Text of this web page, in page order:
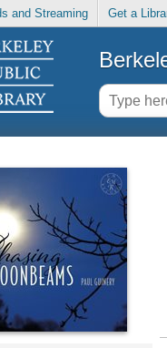
and Streaming Get a